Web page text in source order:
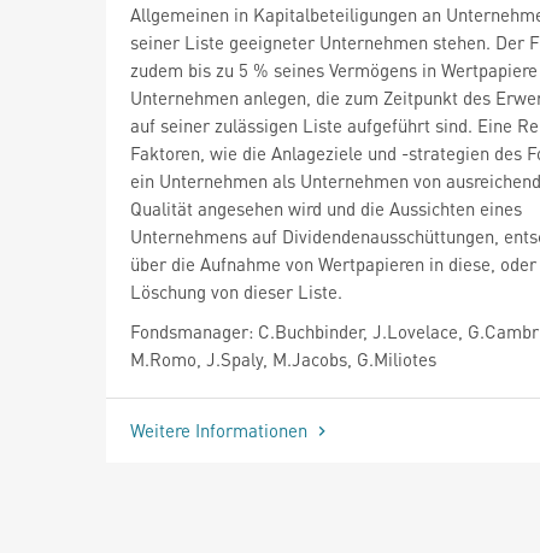
Allgemeinen in Kapitalbeteiligungen an
seiner Liste geeigneter Unternehmen stehen. Der
zudem bis zu 5 % seines Vermögens in
Unternehmen anlegen, die zum Zeitpunkt des
auf seiner zulässigen Liste aufgeführt sind. Eine
Faktoren, wie die Anlageziele und -strategien des
ein Unternehmen als Unternehmen von
Qualität angesehen wird und die Aussichten eines
Unternehmens auf Dividendenausschüttungen,
über die Aufnahme von Wertpapieren in diese,
Löschung von dieser Liste.
Fondsmanager: C.Buchbinder, J.Lovelace,
M.Romo, J.Spaly, M.Jacobs, G.Miliotes
Weitere Informationen